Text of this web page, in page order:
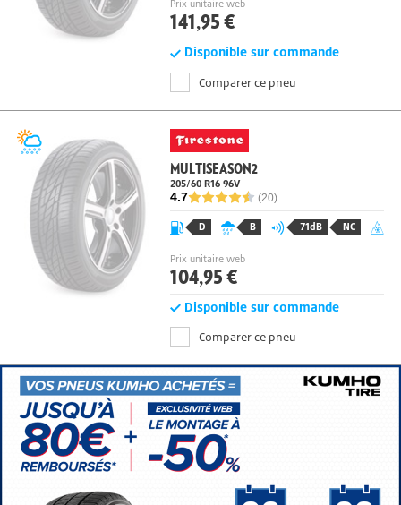
Prix unitaire web
141,95 €
Disponible sur commande
MULTISEASON2
205/60 R16 96V
D B 71dB NC
Prix unitaire web
104,95 €
Disponible sur commande